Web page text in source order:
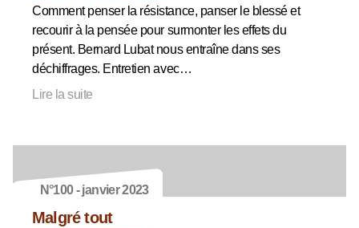
Comment penser la résistance, panser le blessé et
recourir à la pensée pour surmonter les effets du
présent. Bernard Lubat nous entraîne dans ses
déchiffrages. Entretien avec…
Lire la suite
N°100 - janvier 2023
Malgré tout